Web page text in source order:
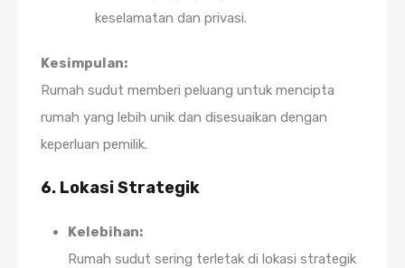
keselamatan dan privasi.
Kesimpulan:
Rumah sudut memberi peluang untuk mencipta
rumah yang lebih unik dan disesuaikan dengan
keperluan pemilik.
6. Lokasi Strategik
Kelebihan:
Rumah sudut sering terletak di lokasi strategik